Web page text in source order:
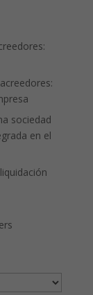
sociedad
en el